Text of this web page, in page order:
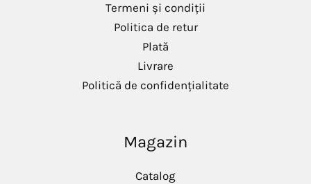
Termeni și condiții
Politica de retur
Plată
Livrare
Politică de confidențialitate
Magazin
Catalog